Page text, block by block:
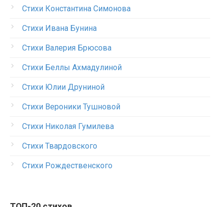
Стихи Константина Симонова
Стихи Ивана Бунина
Стихи Валерия Брюсова
Стихи Беллы Ахмадулиной
Стихи Юлии Друниной
Стихи Вероники Тушновой
Стихи Николая Гумилева
Стихи Твардовского
Стихи Рождественского